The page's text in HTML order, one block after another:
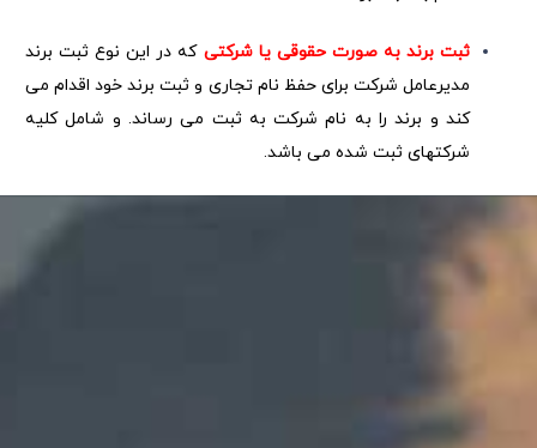
ثبت برند به صورت حقوقی یا شرکتی که در این نوع ثبت برند
مدیرعامل شرکت برای حفظ نام تجاری و ثبت برند خود اقدام می
کند و برند را به نام شرکت به ثبت می رساند. و شامل کلیه
شرکتهای ثبت شده می باشد.